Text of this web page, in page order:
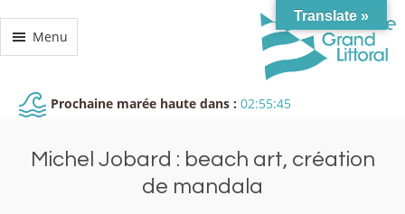
Menu
Prochaine marée haute dans : 02:55:45
Michel Jobard : beach art, création
de mandala
Translate »